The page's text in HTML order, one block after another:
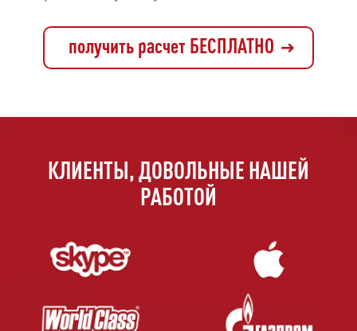
получить расчет БЕСПЛАТНО
КЛИЕНТЫ, ДОВОЛЬНЫЕ НАШЕЙ
РАБОТОЙ